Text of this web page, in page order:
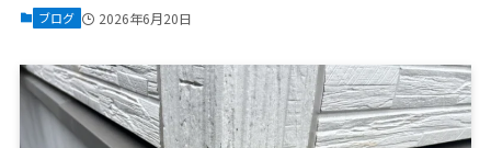
ブログ 2026年6月20日